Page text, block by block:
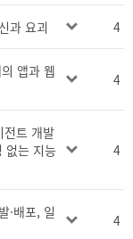
과 요괴 4
앱과 웹
4
전트 개발
없는 지능
4
·배포, 일
4